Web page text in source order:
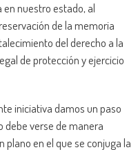
nuestro estado, al
de la memoria
del derecho a la
de protección y ejercicio
iniciativa damos un paso
debe verse de manera
plano en el que se conjuga la